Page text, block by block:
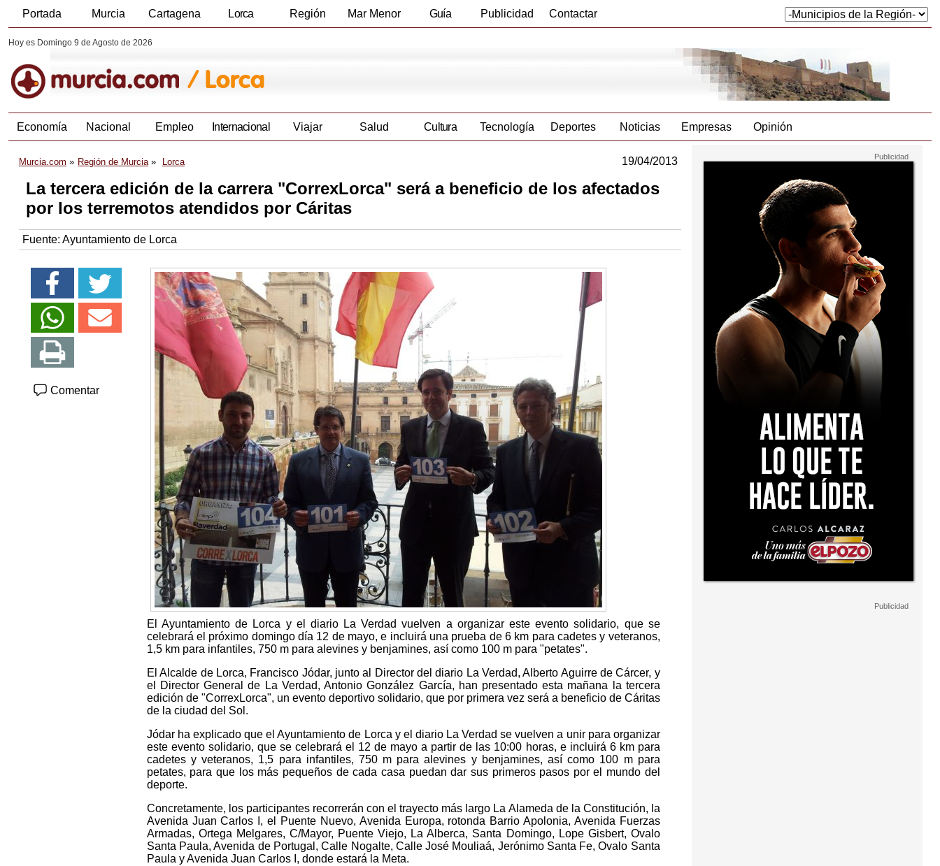
Portada Murcia Cartagena Lorca Región Mar Menor Guía Publicidad Contactar
Hoy es Domingo 9 de Agosto de 2026
Economía Nacional Empleo Internacional Viajar Salud Cultura Tecnología Deportes Noticias Empresas Opinión
Murcia.com Región de Murcia Lorca 19/04/2013
La tercera edición de la carrera "CorrexLorca" será a beneficio de los afectados
por los terremotos atendidos por Cáritas
Fuente: Ayuntamiento de Lorca
Comentar
El Ayuntamiento de Lorca y el diario La Verdad vuelven a organizar este evento solidario, que se
celebrará el próximo domingo día 12 de mayo, e incluirá una prueba de 6 km para cadetes y veteranos,
1,5 km para infantiles, 750 m para alevines y benjamines, así como 100 m para "petates".
El Alcalde de Lorca, Francisco Jódar, junto al Director del diario La Verdad, Alberto Aguirre de Cárcer, y
el Director General de La Verdad, Antonio González García, han presentado esta mañana la tercera
edición de "CorrexLorca", un evento deportivo solidario, que por primera vez será a beneficio de Cáritas
de la ciudad del Sol.
Jódar ha explicado que el Ayuntamiento de Lorca y el diario La Verdad se vuelven a unir para organizar
este evento solidario, que se celebrará el 12 de mayo a partir de las 10:00 horas, e incluirá 6 km para
cadetes y veteranos, 1,5 para infantiles, 750 m para alevines y benjamines, así como 100 m para
petates, para que los más pequeños de cada casa puedan dar sus primeros pasos por el mundo del
deporte.
Concretamente, los participantes recorrerán con el trayecto más largo La Alameda de la Constitución, la
Avenida Juan Carlos I, el Puente Nuevo, Avenida Europa, rotonda Barrio Apolonia, Avenida Fuerzas
Armadas, Ortega Melgares, C/Mayor, Puente Viejo, La Alberca, Santa Domingo, Lope Gisbert, Ovalo
Santa Paula, Avenida de Portugal, Calle Nogalte, Calle José Mouliaá, Jerónimo Santa Fe, Ovalo Santa
Paula y Avenida Juan Carlos I, donde estará la Meta.